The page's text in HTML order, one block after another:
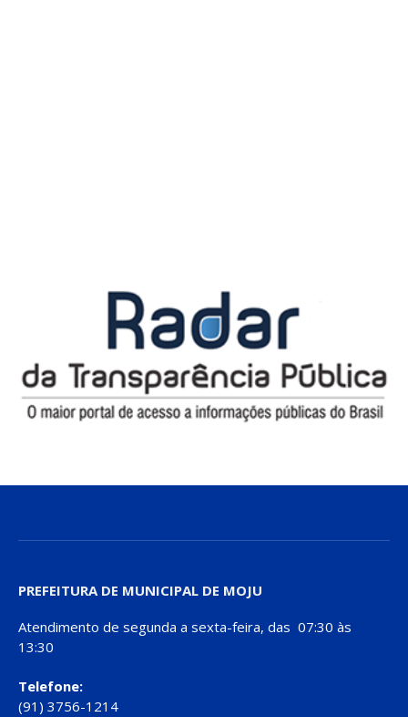
PREFEITURA DE MUNICIPAL DE MOJU
Atendimento de segunda a sexta-feira, das 07:30 às
13:30
Telefone:
(91) 3756-1214